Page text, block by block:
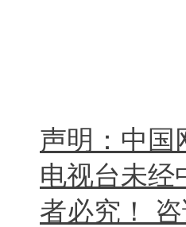
声明：中国
电视台未经
者必究！ 咨